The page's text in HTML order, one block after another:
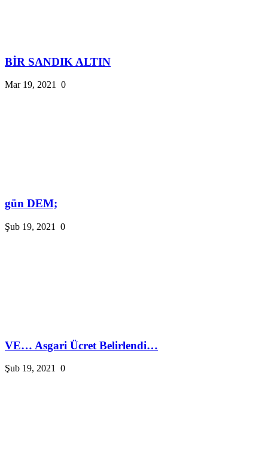
BİR SANDIK ALTIN
Mar 19, 2021 0
gün DEM;
Şub 19, 2021 0
VE… Asgari Ücret Belirlendi…
Şub 19, 2021 0